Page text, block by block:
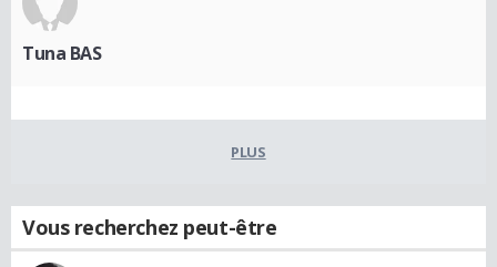
Tuna BAS
PLUS
Vous recherchez peut-être